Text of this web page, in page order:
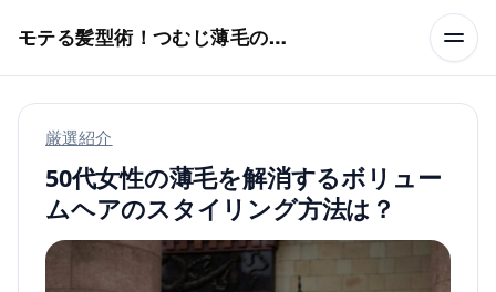
モテる髪型術！つむじ薄毛の隠し方
厳選紹介
50代女性の薄毛を解消するボリュー
ムヘアのスタイリング方法は？